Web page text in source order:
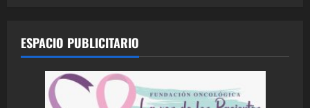
ESPACIO PUBLICITARIO